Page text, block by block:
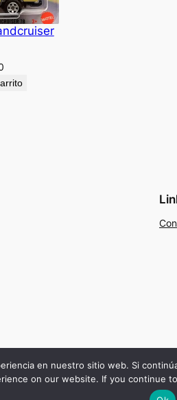
en nuestro sitio web. Si
on our website. If you continue